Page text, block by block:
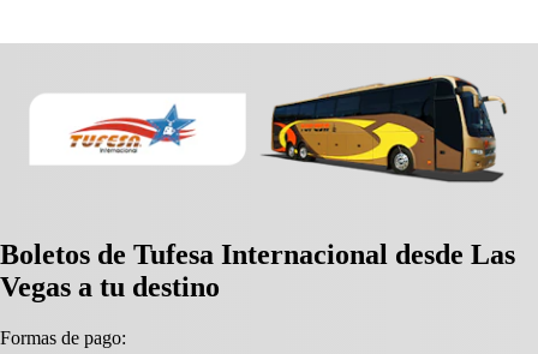
Boletos de Tufesa Internacional desde Las
Vegas a tu destino
Formas de pago: